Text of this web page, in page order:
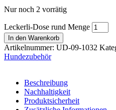
Nur noch 2 vorrätig
Leckerli-Dose rund Menge
In den Warenkorb
Artikelnummer: UD-09-1032
Hundezubehör
Beschreibung
Nachhaltigkeit
Produktsicherheit